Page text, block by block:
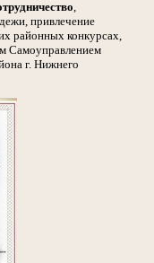
,
привлечение
районных конкурсах,
Самоуправлением
г. Нижнего